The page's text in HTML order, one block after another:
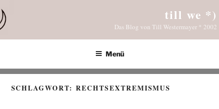
Inhalt
springen
till we *)
Das Blog von Till Westermayer * 2002
Menü
SCHLAGWORT:RECHTSEXTREMISMUS